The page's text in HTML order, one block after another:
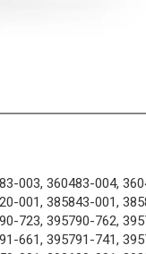
003, 360483-004,
001, 385843-001,
723, 395790-762,
661, 395791-741,